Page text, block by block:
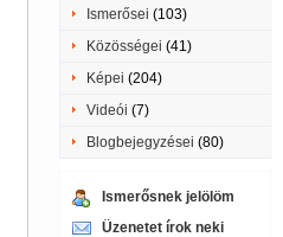
Ismerősei (103)
Közösségei (41)
Képei (204)
Videói (7)
Blogbejegyzései (80)
Ismerősnek jelölöm
Üzenetet írok neki